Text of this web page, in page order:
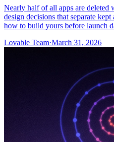
Nearly half of all apps are deleted
design decisions that separate
how to build yours before launch
Lovable Team·March 31, 2026